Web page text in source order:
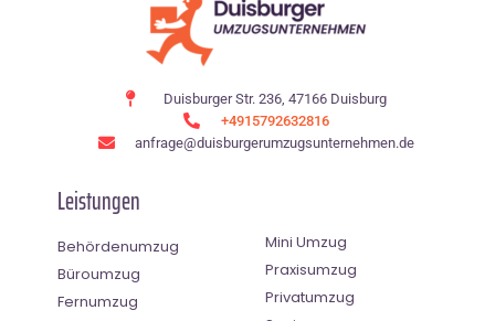
Duisburger Str. 236, 47166 Duisburg
+4915792632816
anfrage@duisburgerumzugsunternehmen.de
Leistungen
Behördenumzug
Büroumzug
Fernumzug
Mini Umzug
Praxisumzug
Privatumzug